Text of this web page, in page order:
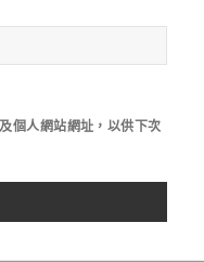
個人網站網址，以供下次